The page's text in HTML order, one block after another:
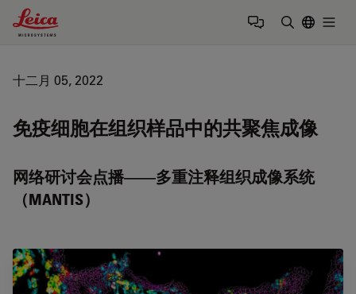
Leica Microsystems Logo
十二月 05, 2022
免疫细胞在组织样品中的共聚焦成像
网络研讨会点播——多重注释组织成像系统
（MANTIS）